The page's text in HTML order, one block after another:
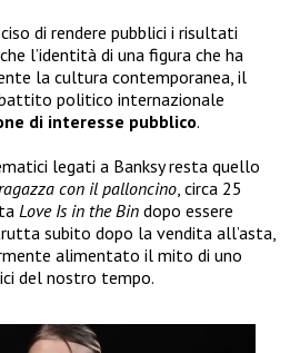
di rendere pubblici i risultati
l’identità di una figura che ha
la cultura contemporanea, il
politico internazionale
di interesse pubblico.
legati a Banksy resta quello
con il palloncino, circa 25
Love Is in the Bin dopo essere
subito dopo la vendita all’asta,
alimentato il mito di uno
del nostro tempo.